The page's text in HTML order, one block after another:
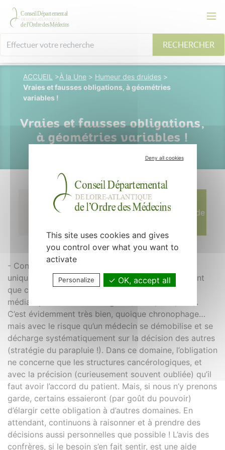
RECHERCHER
ACCUEIL >À la Une > Humeur des druides >
Vraies et fausses obligations, à géométries
variables !
Vraies et fausses obligations,
à géométries variables !
22 juin 2016
Écrit par M.
Chupin - Dessin de
- Conseillée en général, oui… mais obligatoire
uniquement dans un champ beaucoup plus restreint
que ce qu’on voudrait nous faire croire : la très
médiatique médecine collégiale (staffs, RCP, etc.).
C’est évidemment très bien, quoique chronophage…
mais avec le risque qu’un médecin se démobilise et se
décharge systématiquement sur la décision des autres
(stratégie du parapluie !). Dans ce domaine, l’obligation
ne concerne que les structures cancérologiques, et
avec la précision (curieusement souvent oubliée) qu’il
faut avoir l’accord du patient. Mais, si nous n’y prenons
garde, certains essaieront (par goût du pouvoir)
d’élargir cette obligation à d’autres domaines. En
attendant, continuons à raisonner et à prendre des
décisions aussi personnelles que possible ! L’avis des
confrères, si le besoin s’en fait sentir, est une aide
Deny all cookies
This site uses cookies and gives
you control over what you want to
activate
Personalize OK, accept all